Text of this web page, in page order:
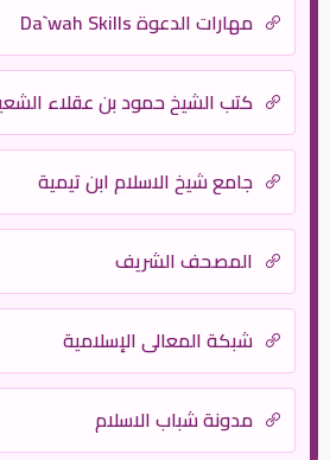
مهارات الدعوة Da`wah Skills
كتب الشيخ حمود بن عقلاء
جامع شيخ الاسلام ابن تيمية
المصحف الشريف
شبكة المعالي الإسلامية
مدونة شباب الاسلام